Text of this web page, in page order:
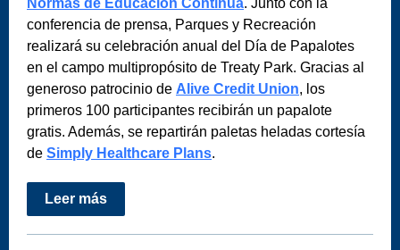
Normas de Educación Continua. Junto con la
conferencia de prensa, Parques y Recreación
realizará su celebración anual del Día de Papalotes
en el campo multipropósito de Treaty Park. Gracias al
generoso patrocinio de Alive Credit Union, los
primeros 100 participantes recibirán un papalote
gratis. Además, se repartirán paletas heladas cortesía
de Simply Healthcare Plans.
Leer más